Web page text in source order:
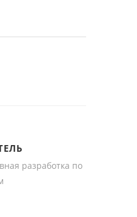
разработка по